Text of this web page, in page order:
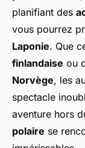
planifiant des
vous pourrez
Laponie. Que
finlandaise ou
Norvège, les
spectacle
aventure hors
polaire se